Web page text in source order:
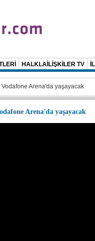
HALKLAİLİŞKİLER TV
Arena'da yaşayacak
Arena'da yaşayacak